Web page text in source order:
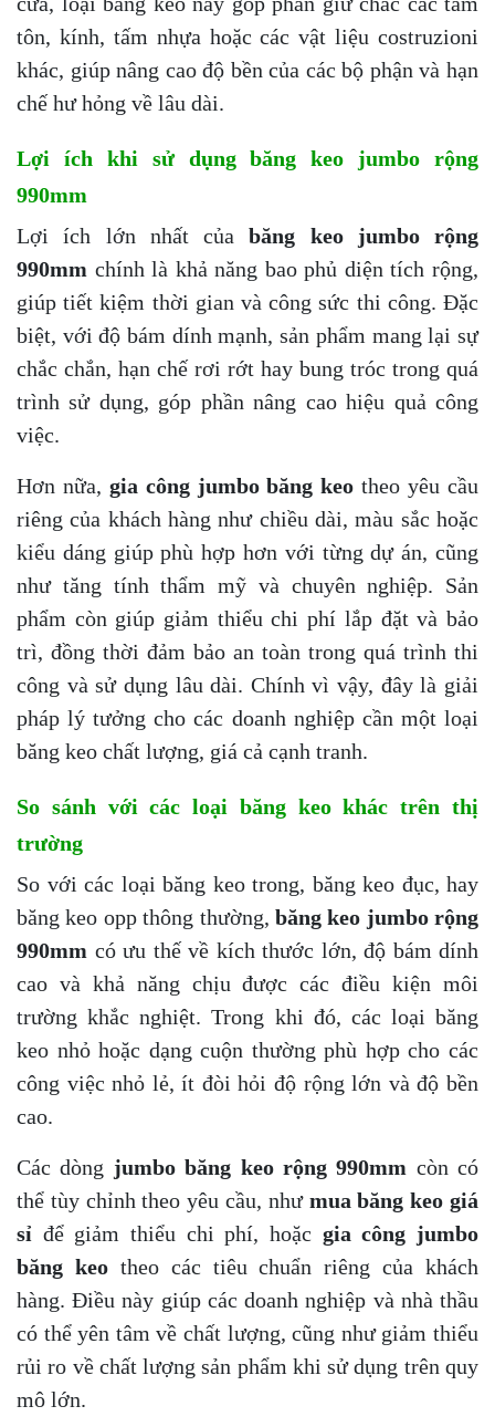
tôn, kính, tấm nhựa hoặc các vật liệu costruzioni
khác, giúp nâng cao độ bền của các bộ phận và hạn
chế hư hỏng về lâu dài.
Lợi ích khi sử dụng băng keo jumbo rộng
990mm
Lợi ích lớn nhất củabăng keo jumbo rộng
990mm chính là khả năng bao phủ diện tích rộng,
giúp tiết kiệm thời gian và công sức thi công. Đặc
biệt, với độ bám dính mạnh, sản phẩm mang lại sự
chắc chắn, hạn chế rơi rớt hay bung tróc trong quá
trình sử dụng, góp phần nâng cao hiệu quả công
việc.
Hơn nữa, gia công jumbo băng keo theo yêu cầu
riêng của khách hàng như chiều dài, màu sắc hoặc
kiểu dáng giúp phù hợp hơn với từng dự án, cũng
như tăng tính thẩm mỹ và chuyên nghiệp. Sản
phẩm còn giúp giảm thiểu chi phí lắp đặt và bảo
trì, đồng thời đảm bảo an toàn trong quá trình thi
công và sử dụng lâu dài. Chính vì vậy, đây là giải
pháp lý tưởng cho các doanh nghiệp cần một loại
băng keo chất lượng, giá cả cạnh tranh.
So sánh với các loại băng keo khác trên thị
trường
So với các loại băng keo trong, băng keo đục, hay
băng keo opp thông thường, băng keo jumbo rộng
990mm có ưu thế về kích thước lớn, độ bám dính
cao và khả năng chịu được các điều kiện môi
trường khắc nghiệt. Trong khi đó, các loại băng
keo nhỏ hoặc dạng cuộn thường phù hợp cho các
công việc nhỏ lẻ, ít đòi hỏi độ rộng lớn và độ bền
cao.
Các dòng jumbo băng keo rộng 990mm còn có
thể tùy chỉnh theo yêu cầu, như mua băng keo giá
sỉ để giảm thiểu chi phí, hoặc gia công jumbo
băng keotheo các tiêu chuẩn riêng của khách
hàng. Điều này giúp các doanh nghiệp và nhà thầu
có thể yên tâm về chất lượng, cũng như giảm thiểu
rủi ro về chất lượng sản phẩm khi sử dụng trên quy
mô lớn.